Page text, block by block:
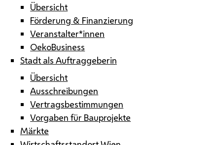
Übersicht
Förderung & Finanzierung
Veranstalter*innen
OekoBusiness
Stadt als Auftraggeberin
Übersicht
Ausschreibungen
Vertragsbestimmungen
Vorgaben für Bauprojekte
Märkte